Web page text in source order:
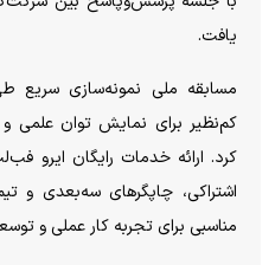
یافت.
مسابقه ملی نمونه‌سازی سریع
کم‌نظیر برای نمایش توان علمی
کرد. ارائه خدمات رایگان ایرو
اشتراکی، چاپگر‌های سه‌بعدی و
مناسبی برای تجربه کار عملی و